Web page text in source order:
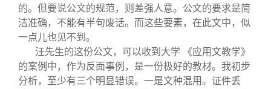
的。但要说公文的规范，则差强人意。公文的要求是简
洁准确，不能有半句废话。而这些要素，在此文中，似
一点儿也见不到。
汪先生的这份公文，可以收到大学 《应用文教学》
的案例中，作为反面事例，是一份极好的教材。我初步
分析，至少有三个明显错误。一是文种混用。证件丢